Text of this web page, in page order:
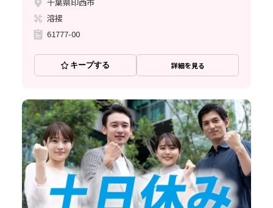
千葉県印西市
溶接
61777-00
キープする 詳細を見る